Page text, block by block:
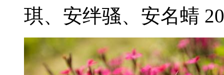
琪、安绊骚、安名蜻